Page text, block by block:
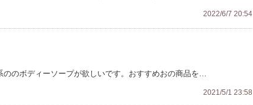
2022/6/7 20:54
ののボディーソープが欲しいです。おすすめおの商品を…
2021/5/1 23:58